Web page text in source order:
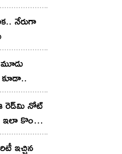
నేరుగా
కూడా..
రెడ్‌మి నోట్
ఇలా కొంటే
ఇచ్చిన